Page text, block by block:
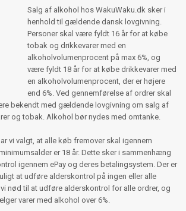
Salg af alkohol hos WakuWaku.dk sker i
henhold til gældende dansk lovgivning.
Personer skal være fyldt 16 år for at købe
tobak og drikkevarer med en
alkoholvolumenprocent på max 6%, og
være fyldt 18 år for at købe drikkevarer med
en alkoholvolumenprocent, der er højere
end 6%. Ved gennemførelse af ordrer skal
bekendt med gældende lovgivning om salg af
og tobak. Alkohol bør nydes med omtanke.
vi valgt, at alle køb fremover skal igennem
er 18 år. Dette sker i sammenhæng
igennem ePay og deres betalingsystem. Der er
at udføre alderskontrol på ingen eller alle
nød til at udføre alderskontrol for alle ordrer, og
varer med alkohol over 6%.